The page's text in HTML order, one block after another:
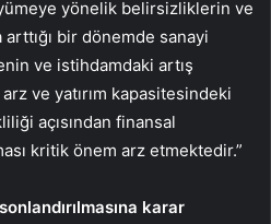
yönelik belirsizliklerin ve
bir dönemde sanayi
ve istihdamdaki artış
ve yatırım kapasitesindeki
açısından finansal
kritik önem arz etmektedir.”
karar